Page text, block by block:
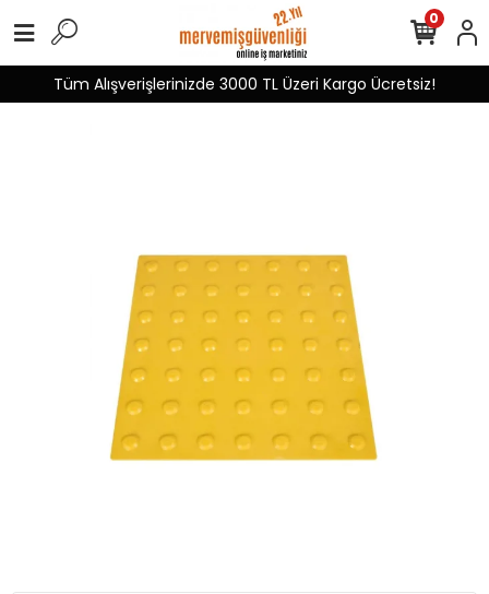
Tüm Alışverişlerinizde 3000 TL Üzeri Kargo Ücretsiz!
0